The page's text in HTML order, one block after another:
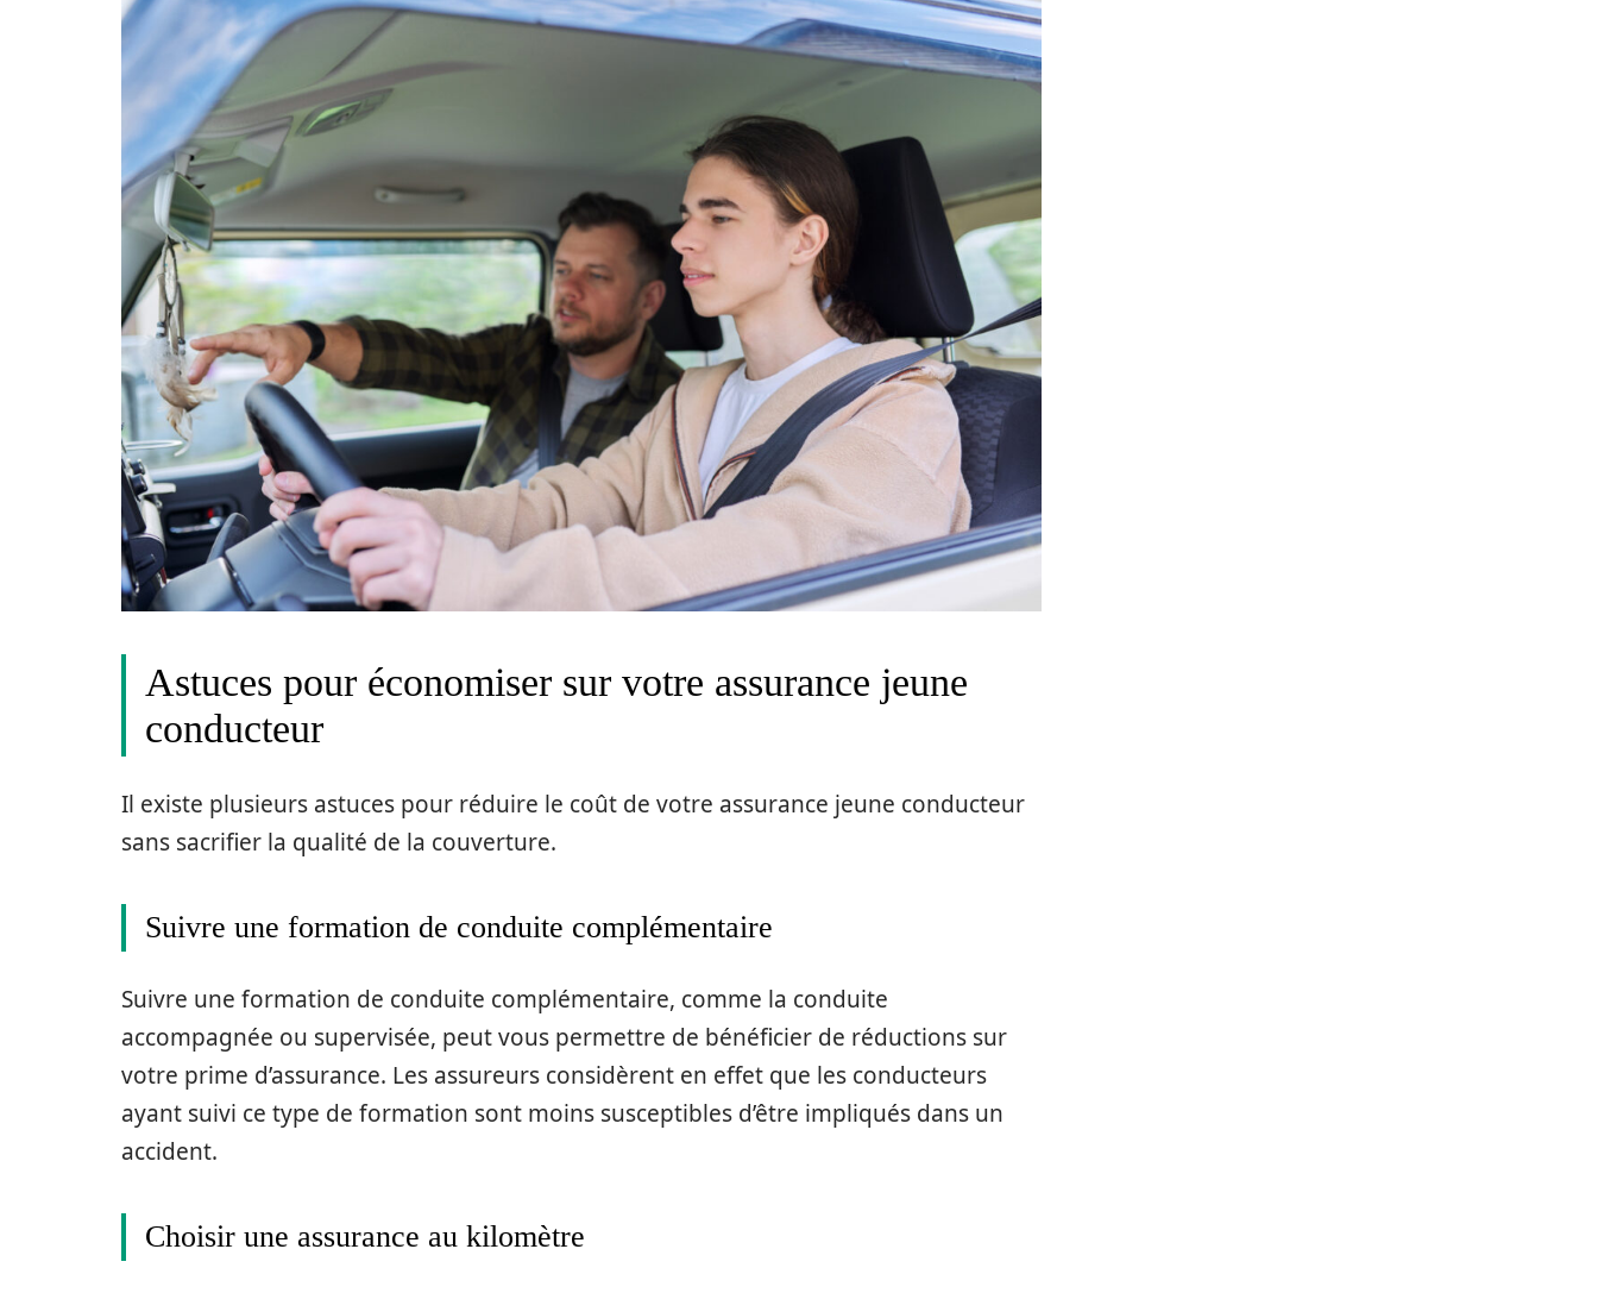
Astuces pour économiser sur votre assurance jeune
conducteur
Il existe plusieurs astuces pour réduire le coût de votre assurance jeune conducteur
sans sacrifier la qualité de la couverture.
Suivre une formation de conduite complémentaire
Suivre une formation de conduite complémentaire, comme la conduite
accompagnée ou supervisée, peut vous permettre de bénéficier de réductions sur
votre prime d’assurance. Les assureurs considèrent en effet que les conducteurs
ayant suivi ce type de formation sont moins susceptibles d’être impliqués dans un
accident.
Choisir une assurance au kilomètre